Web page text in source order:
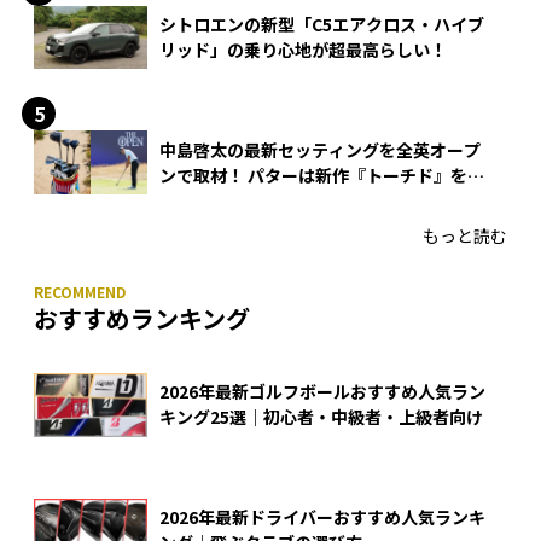
シトロエンの新型「C5エアクロス・ハイブ
リッド」の乗り心地が超最高らしい！
中島啓太の最新セッティングを全英オープ
ンで取材！ パターは新作『トーチド』を投
もっと読む
おすすめランキング
2026年最新ゴルフボールおすすめ人気ラン
キング25選｜初心者・中級者・上級者向け
2026年最新ドライバーおすすめ人気ランキ